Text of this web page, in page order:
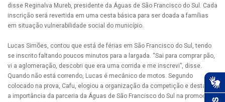
disse Reginalva Mureb, presidente da Águas de São Francisco do Sul. Cada
inscrição será revertida em uma cesta básica para ser doada a famílias
em situação vulnerabilidade social do município.
Lucas Simões, contou que está de férias em São Francisco do Sul, tendo
se inscrito faltando poucos minutos para a largada. “Sai para comprar pão,
vi a aglomeração, descobri que era uma corrida e me inscrevi”, disse.
Quando não está correndo, Lucas é mecânico de motos. Segundo
colocado na prova, Cafu, elogiou a organização da competição e destacou
a importância da parceria da Águas de São Francisco do Sul na promoção